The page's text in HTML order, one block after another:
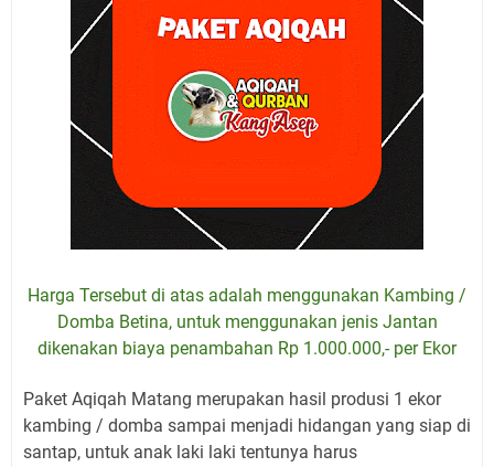
Harga Tersebut di atas adalah menggunakan Kambing /
Domba Betina, untuk menggunakan jenis Jantan
dikenakan biaya penambahan Rp 1.000.000,- per Ekor
Paket Aqiqah Matang merupakan hasil produsi 1 ekor
kambing / domba sampai menjadi hidangan yang siap di
santap, untuk anak laki laki tentunya harus